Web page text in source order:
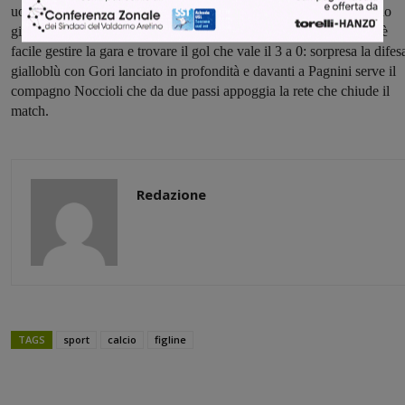
uomini, prima Ciraudo al 70’ e poi Milli al 76’ entrambi per doppio
giallo. Forte della doppia superiorità numerica, per il Ghiviborgo è
facile gestire la gara e trovare il gol che vale il 3 a 0: sorpresa la
gialloblù con Gori lanciato in profondità e davanti a Pagnini serve il
compagno Noccioli che da due passi appoggia la rete che chiude il
match.
Redazione
TAGS sport calcio figline